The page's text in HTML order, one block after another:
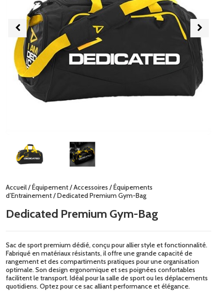
Accueil/Équipement/Accessoires /Équipements
d’Entrainement/ Dedicated Premium Gym-Bag
Dedicated Premium Gym-Bag
Sac de sport premium dédié, conçu pour allier style et fonctionnalité.
Fabriqué en matériaux résistants, il offre une grande capacité de
rangement et des compartiments pratiques pour une organisation
optimale. Son design ergonomique et ses poignées confortables
facilitent le transport. Idéal pour la salle de sport ou les déplacements
quotidiens. Optez pour ce sac alliant performance et élégance.